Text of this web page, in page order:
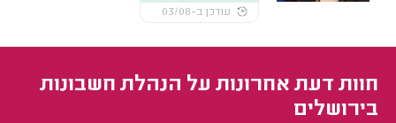
עודכן ב-03/08
חוות דעת אחרונות על הנהלת חשבונות
בירושלים